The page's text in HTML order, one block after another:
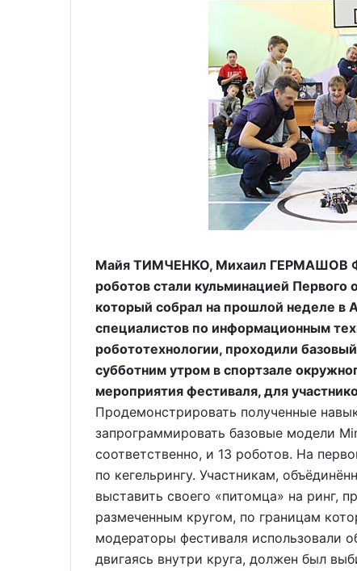
Майя ТИМЧЕНКО, Михаил ГЕРМАШОВ
роботов стали кульминацией Первого
который собрал на прошлой неделе в
специалистов по информационным
робототехнологии, проходили
субботним утром в спортзале
мероприятия фестиваля, для
Продемонстрировать полученные
запрограммировать базовые модели
соответственно, и 13 роботов. На
по кегельрингу. Участникам,
выставить своего «питомца» на ринг,
размеченным кругом, по границам
модераторы фестиваля использовали
двигаясь внутри круга, должен был